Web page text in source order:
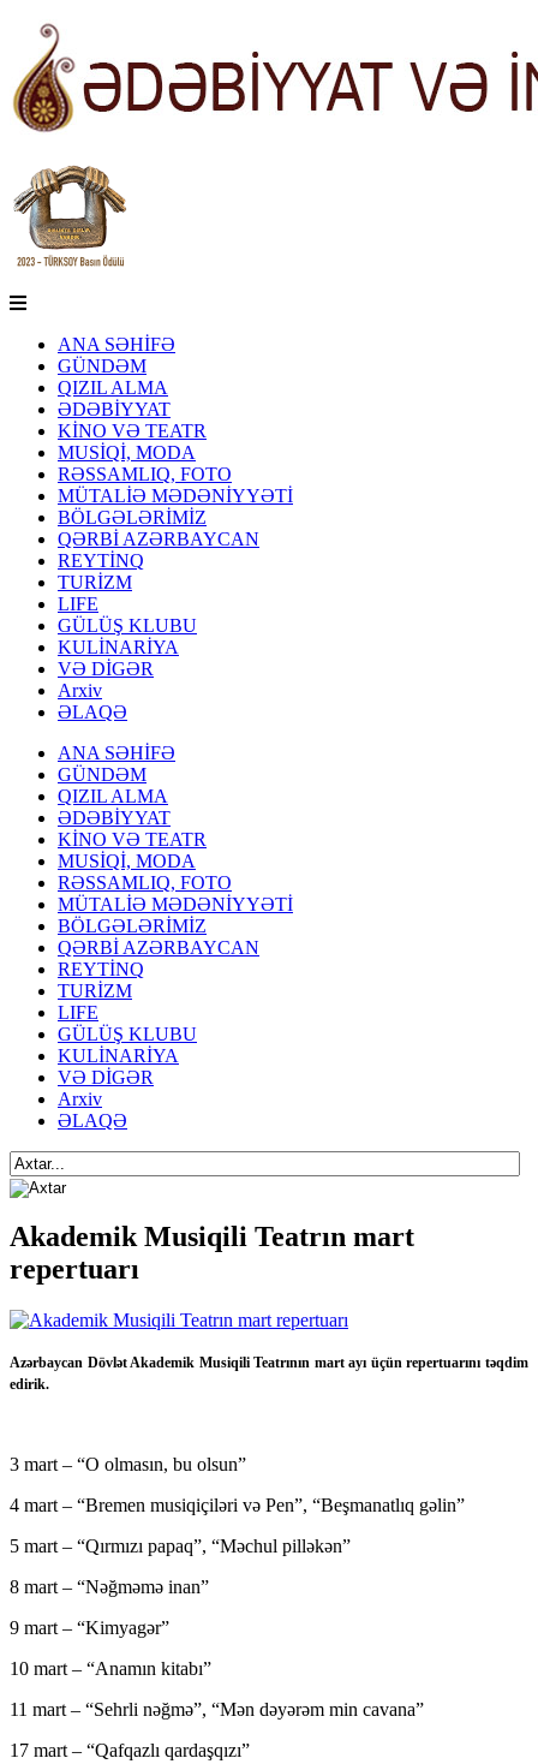
ANA SƏHİFƏ
GÜNDƏM
QIZIL ALMA
ƏDƏBİYYAT
KİNO VƏ TEATR
MUSİQİ, MODA
RƏSSAMLIQ, FOTO
MÜTALİƏ MƏDƏNİYYƏTİ
BÖLGƏLƏRİMİZ
QƏRBİ AZƏRBAYCAN
REYTİNQ
TURİZM
LIFE
GÜLÜŞ KLUBU
KULİNARİYA
VƏ DİGƏR
Arxiv
ƏLAQƏ
ANA SƏHİFƏ
GÜNDƏM
QIZIL ALMA
ƏDƏBİYYAT
KİNO VƏ TEATR
MUSİQİ, MODA
RƏSSAMLIQ, FOTO
MÜTALİƏ MƏDƏNİYYƏTİ
BÖLGƏLƏRİMİZ
QƏRBİ AZƏRBAYCAN
REYTİNQ
TURİZM
LIFE
GÜLÜŞ KLUBU
KULİNARİYA
VƏ DİGƏR
Arxiv
ƏLAQƏ
Akademik Musiqili Teatrın mart
repertuarı
Azərbaycan Dövlət Akademik Musiqili Teatrının mart ayı üçün repertuarını təqdim
edirik.
3 mart – “O olmasın, bu olsun”
4 mart – “Bremen musiqiçiləri və Pen”, “Beşmanatlıq gəlin”
5 mart – “Qırmızı papaq”, “Məchul pilləkən”
8 mart – “Nəğməmə inan”
9 mart – “Kimyagər”
10 mart – “Anamın kitabı”
11 mart – “Sehrli nəğmə”, “Mən dəyərəm min cavana”
17 mart – “Qafqazlı qardaşqızı”